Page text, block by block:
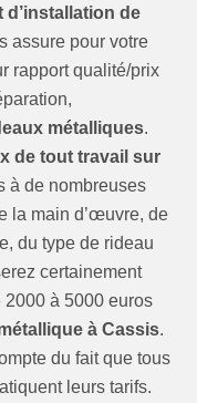
d’installation de
assure pour votre
rapport qualité/prix
métalliques.
de tout travail sur
à de nombreuses
la main d’œuvre, de
du type de rideau
certainement
2000 à 5000 euros
à Cassis.
du fait que tous
leurs tarifs.